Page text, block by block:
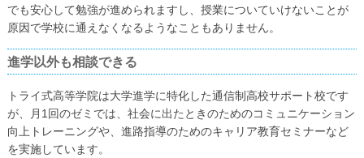
でも安心して勉強が進められますし、授業についていけないことが
原因で学校に通えなくなるようなこともありません。
進学以外も相談できる
トライ式高等学院は大学進学に特化した通信制高校サポート校です
が、月1回のゼミでは、社会に出たときのためのコミュニケーション
向上トレーニングや、進路指導のためのキャリア教育セミナーなど
を実施しています。